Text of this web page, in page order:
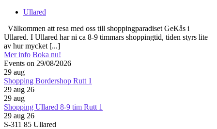
Ullared
Välkommen att resa med oss till shoppingparadiset GeKås i
Ullared. I Ullared har ni ca 8-9 timmars shoppingtid, tiden styrs lite
av hur mycket [...]
Mer info Boka nu!
Events on 29/08/2026
29 aug
Shopping Bordershop Rutt 1
29 aug 26
29 aug
Shopping Ullared 8-9 tim Rutt 1
29 aug 26
S-311 85 Ullared